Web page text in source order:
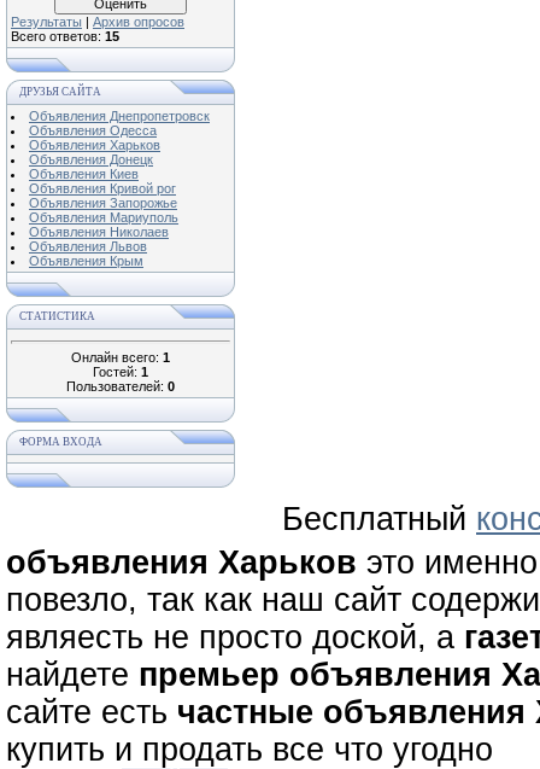
Результаты | Архив опросов
Всего ответов: 15
ДРУЗЬЯ САЙТА
Объявления Днепропетровск
Объявления Одесса
Объявления Харьков
Объявления Донецк
Объявления Киев
Объявления Кривой рог
Объявления Запорожье
Объявления Мариуполь
Объявления Николаев
Объявления Львов
Объявления Крым
СТАТИСТИКА
Онлайн всего: 1
Гостей: 1
Пользователей: 0
ФОРМА ВХОДА
Бесплатный
объявления Харьков это
повезло, так как наш сайт
являесть не просто доской, а
найдете премьер объявления
сайте есть частные объявления
купить и продать все что угодно